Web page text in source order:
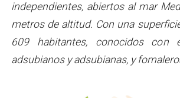
independientes, abiertos al mar
metros de altitud. Con una
609 habitantes, conocidos con
adsubianos y adsubianas, y